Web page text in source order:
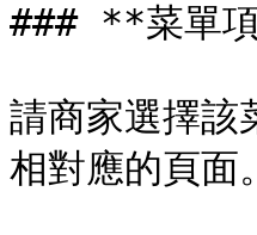
### **菜單
請商家選擇該
相對應的頁面。